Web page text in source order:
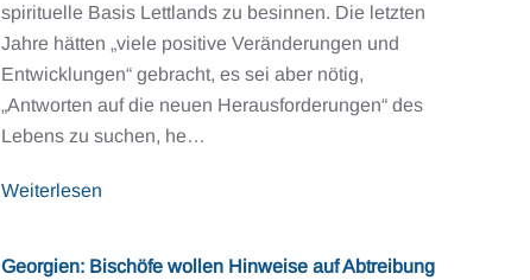
spirituelle Basis Lettlands zu besinnen. Die letzten
Jahre hätten „viele positive Veränderungen und
Entwicklungen“ gebracht, es sei aber nötig,
„Antworten auf die neuen Herausforderungen“ des
Lebens zu suchen, he…
Weiterlesen
Georgien: Bischöfe wollen Hinweise auf Abtreibung